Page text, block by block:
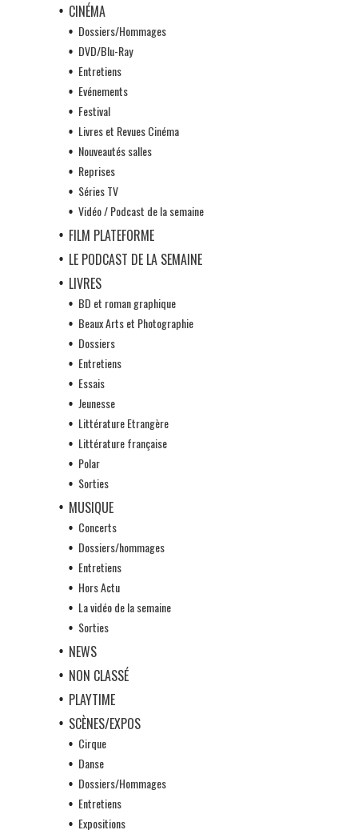
CINÉMA
Dossiers/Hommages
DVD/Blu-Ray
Entretiens
Evénements
Festival
Livres et Revues Cinéma
Nouveautés salles
Reprises
Séries TV
Vidéo / Podcast de la semaine
FILM PLATEFORME
LE PODCAST DE LA SEMAINE
LIVRES
BD et roman graphique
Beaux Arts et Photographie
Dossiers
Entretiens
Essais
Jeunesse
Littérature Etrangère
Littérature française
Polar
Sorties
MUSIQUE
Concerts
Dossiers/hommages
Entretiens
Hors Actu
La vidéo de la semaine
Sorties
NEWS
NON CLASSÉ
PLAYTIME
SCÈNES/EXPOS
Cirque
Danse
Dossiers/Hommages
Entretiens
Expositions